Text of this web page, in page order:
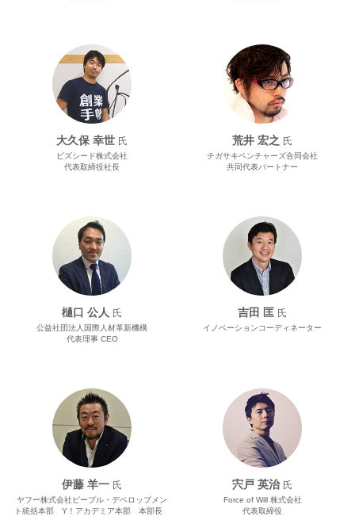
大久保 幸世 氏
ビズシード株式会社
代表取締役社長
荒井 宏之 氏
チガサキベンチャーズ合同会社
共同代表パートナー
樋口 公人 氏
公益社団法人国際人材革新機構
代表理事 CEO
吉田 匡 氏
イノベーションコーディネーター
伊藤 羊一 氏
ヤフー株式会社ピープル・デベロップメン
ト統括本部 Y！アカデミア本部 本部長
宍戸 英治 氏
Force of Will 株式会社
代表取締役